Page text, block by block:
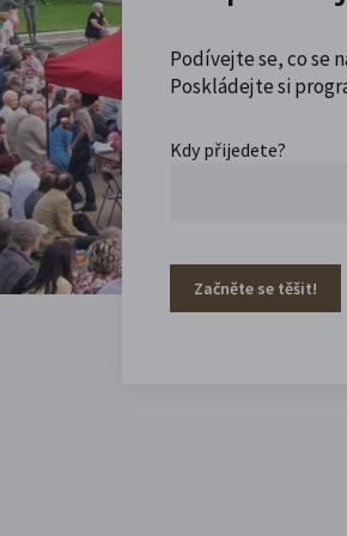
Podívejte se, co se
Poskládejte si
Kdy přijedete?
Začněte se těšit!